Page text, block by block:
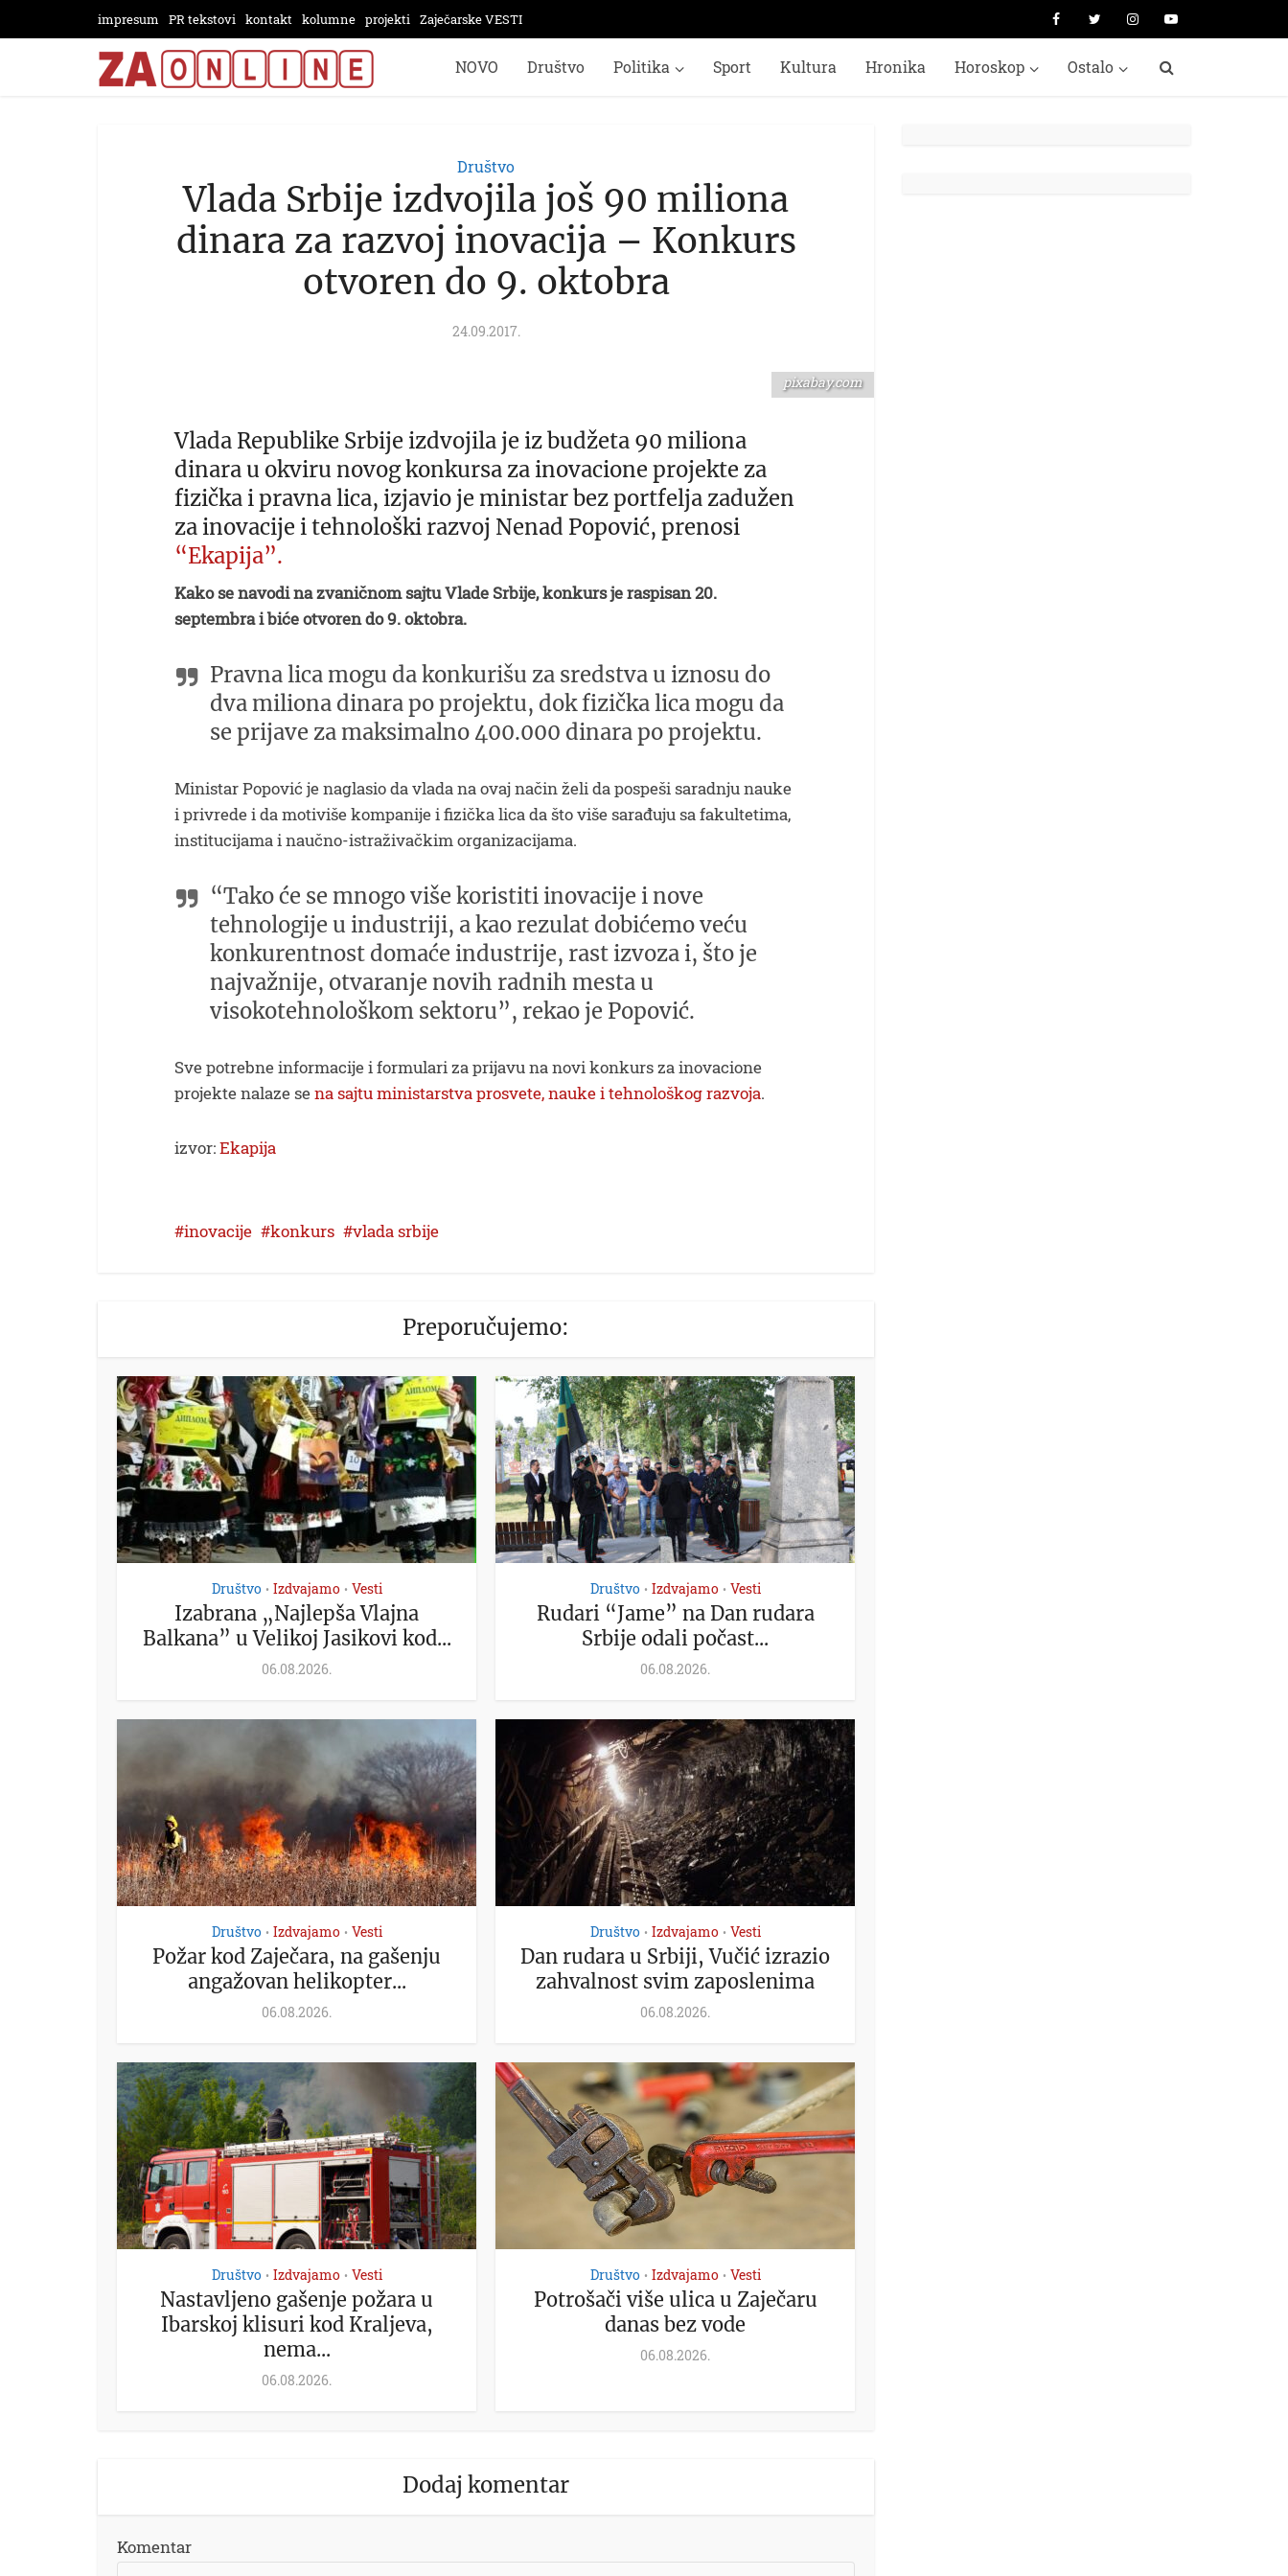
impresum PR tekstovi kontakt kolumne projekti Zaječarske VESTI
NOVO Društvo Politika Sport Kultura Hronika Horoskop Ostalo
Društvo
Vlada Srbije izdvojila još 90 miliona
dinara za razvoj inovacija – Konkurs
otvoren do 9. oktobra
24.09.2017.
pixabay.com
Vlada Republike Srbije izdvojila je iz budžeta 90 miliona
dinara u okviru novog konkursa za inovacione projekte za
fizička i pravna lica, izjavio je ministar bez portfelja zadužen
za inovacije i tehnološki razvoj Nenad Popović, prenosi
“Ekapija”.
Kako se navodi na zvaničnom sajtu Vlade Srbije, konkurs je raspisan 20.
septembra i biće otvoren do 9. oktobra.
Pravna lica mogu da konkurišu za sredstva u iznosu do
dva miliona dinara po projektu, dok fizička lica mogu da
se prijave za maksimalno 400.000 dinara po projektu.
Ministar Popović je naglasio da vlada na ovaj način želi da pospeši saradnju nauke
i privrede i da motiviše kompanije i fizička lica da što više sarađuju sa fakultetima,
institucijama i naučno-istraživačkim organizacijama.
“Tako će se mnogo više koristiti inovacije i nove
tehnologije u industriji, a kao rezulat dobićemo veću
konkurentnost domaće industrije, rast izvoza i, što je
najvažnije, otvaranje novih radnih mesta u
visokotehnološkom sektoru”, rekao je Popović.
Sve potrebne informacije i formulari za prijavu na novi konkurs za inovacione
projekte nalaze sena sajtu ministarstva prosvete, nauke i tehnološkog razvoja.
izvor:Ekapija
inovacije konkurs vlada srbije
Preporučujemo:
Društvo • Izdvajamo • Vesti
Izabrana „Najlepša Vlajna
Balkana” u Velikoj Jasikovi kod...
06.08.2026.
Društvo • Izdvajamo • Vesti
Rudari “Jame” na Dan rudara
Srbije odali počast...
06.08.2026.
Društvo • Izdvajamo • Vesti
Požar kod Zaječara, na gašenju
angažovan helikopter...
06.08.2026.
Društvo • Izdvajamo • Vesti
Dan rudara u Srbiji, Vučić izrazio
zahvalnost svim zaposlenima
06.08.2026.
Društvo • Izdvajamo • Vesti
Nastavljeno gašenje požara u
Ibarskoj klisuri kod Kraljeva,
nema...
06.08.2026.
Društvo • Izdvajamo • Vesti
Potrošači više ulica u Zaječaru
danas bez vode
06.08.2026.
Dodaj komentar
Komentar